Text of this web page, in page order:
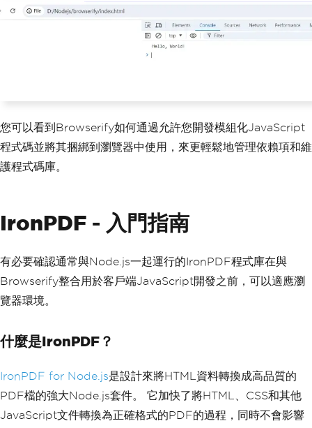
您可以看到Browserify如何通過允許您開發模組化JavaScript
程式碼並將其捆綁到瀏覽器中使用，來更輕鬆地管理依賴項和維
護程式碼庫。
IronPDF - 入門指南
有必要確認通常與Node.js一起運行的IronPDF程式庫在與
Browserify整合用於客戶端JavaScript開發之前，可以適應瀏
覽器環境。
什麼是IronPDF？
IronPDF for Node.js是設計來將HTML資料轉換成高品質的
PDF檔的強大Node.js套件。 它加快了將HTML、CSS和其他
JavaScript文件轉換為正確格式的PDF的過程，同時不會影響